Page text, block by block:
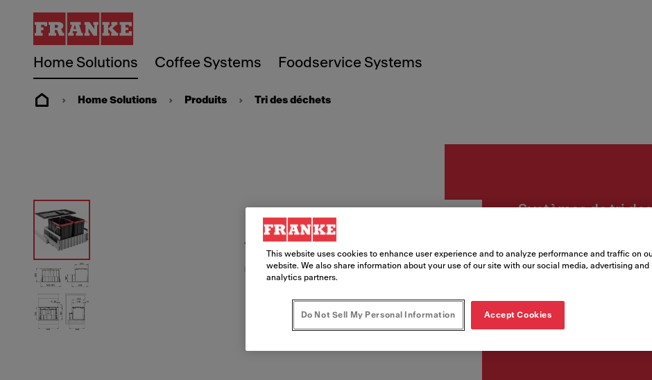
Home Solutions Coffee Systems Foodservice Systems
Home Solutions Produits Tri des déchets
Systèmes de tri
DUO
Code article
121.0150.143
This website uses cookies to enhance user experience and to analyze performance and traffic on
website. We also share information about your use of our site with our social media, advertising and
analytics partners.
Do Not Sell My Personal Information Accept Cookies